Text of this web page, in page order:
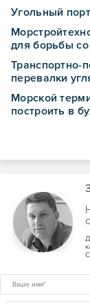
Угольный
для борьбы
Транспортно-
перевалки
Морской
построить в